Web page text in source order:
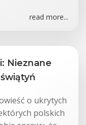
read more...
Nieznane
o ukrytych
polskich